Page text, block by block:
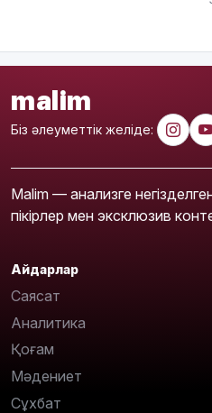
malim
Біз әлеуметтік желіде:
Malim — анализге
пікірлер мен эксклюзив
Айдарлар
Саясат
Аналитика
Қоғам
Мәдениет
Сұхбат